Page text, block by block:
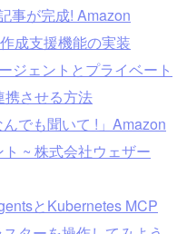
事が完成! Amazon
成支援機能の実装
ジェントとプライベート
携させる方法
んでも聞いて !」Amazon
~ 株式会社ウェザー
とKubernetes MCP